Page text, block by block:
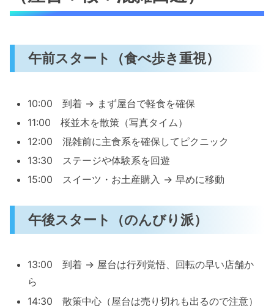
午前スタート（食べ歩き重視）
10:00 到着 → まず屋台で軽食を確保
11:00 桜並木を散策（写真タイム）
12:00 混雑前に主食系を確保してピクニック
13:30 ステージや体験系を回遊
15:00 スイーツ・お土産購入 → 早めに移動
午後スタート（のんびり派）
13:00 到着 → 屋台は行列覚悟、回転の早い店舗か
ら
14:30 散策中心（屋台は売り切れも出るので注意）